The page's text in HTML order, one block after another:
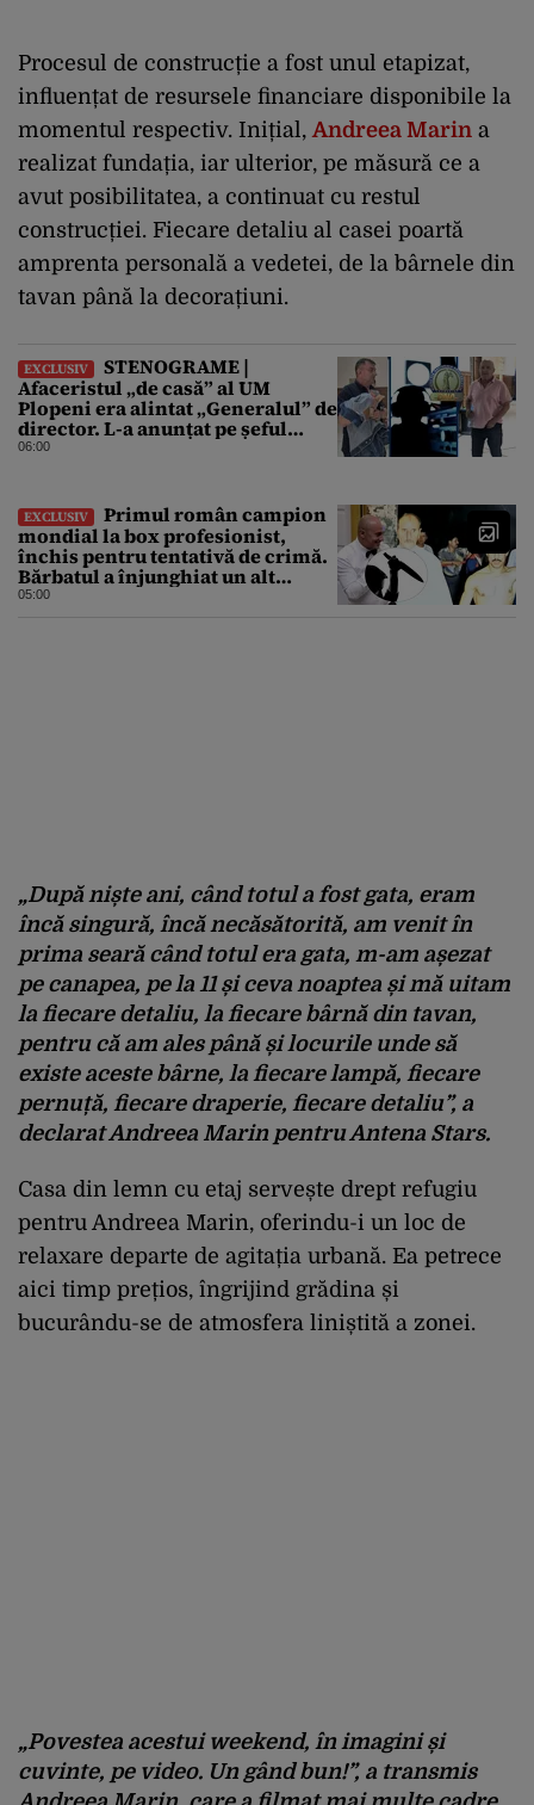
Procesul de construcție a fost unul etapizat,
influențat de resursele financiare disponibile la
momentul respectiv. Inițial,Andreea Marin a
realizat fundația, iar ulterior, pe măsură ce a
avut posibilitatea, a continuat cu restul
construcției. Fiecare detaliu al casei poartă
amprenta personală a vedetei, de la bârnele din
tavan până la decorațiuni.
EXCLUSIV
STENOGRAME |
Afaceristul „de casă” al UM
Plopeni era alintat „Generalul” de
director. L-a anunțat pe șeful
uzinei că i-a adus „subțireanu,
06:00
EXCLUSIV
Primul român campion
mondial la box profesionist,
închis pentru tentativă de crimă.
Bărbatul a înjunghiat un alt
interlop periculos
05:00
„După niște ani, când totul a fost gata, eram
încă singură, încă necăsătorită, am venit în
prima seară când totul era gata, m-am așezat
pe canapea, pe la 11 și ceva noaptea și mă uitam
la fiecare detaliu, la fiecare bârnă din tavan,
pentru că am ales până și locurile unde să
existe aceste bârne, la fiecare lampă, fiecare
pernuță, fiecare draperie, fiecare detaliu”, a
declarat Andreea Marin pentru Antena Stars.
Casa din lemn cu etaj servește drept refugiu
pentru Andreea Marin, oferindu-i un loc de
relaxare departe de agitația urbană. Ea petrece
aici timp prețios, îngrijind grădina și
bucurându-se de atmosfera liniștită a zonei.
„Povestea acestui weekend, în imagini și
cuvinte, pe video. Un gând bun!”, a transmis